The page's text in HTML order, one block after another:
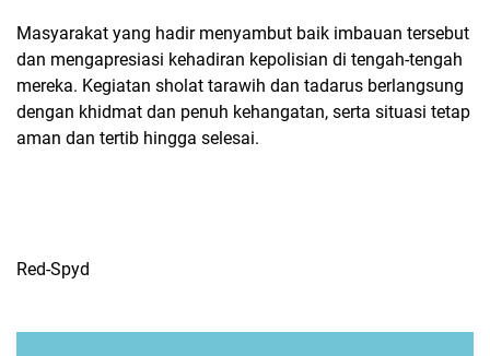
Masyarakat yang hadir menyambut baik imbauan tersebut
dan mengapresiasi kehadiran kepolisian di tengah-tengah
mereka. Kegiatan sholat tarawih dan tadarus berlangsung
dengan khidmat dan penuh kehangatan, serta situasi tetap
aman dan tertib hingga selesai.
Red-Spyd